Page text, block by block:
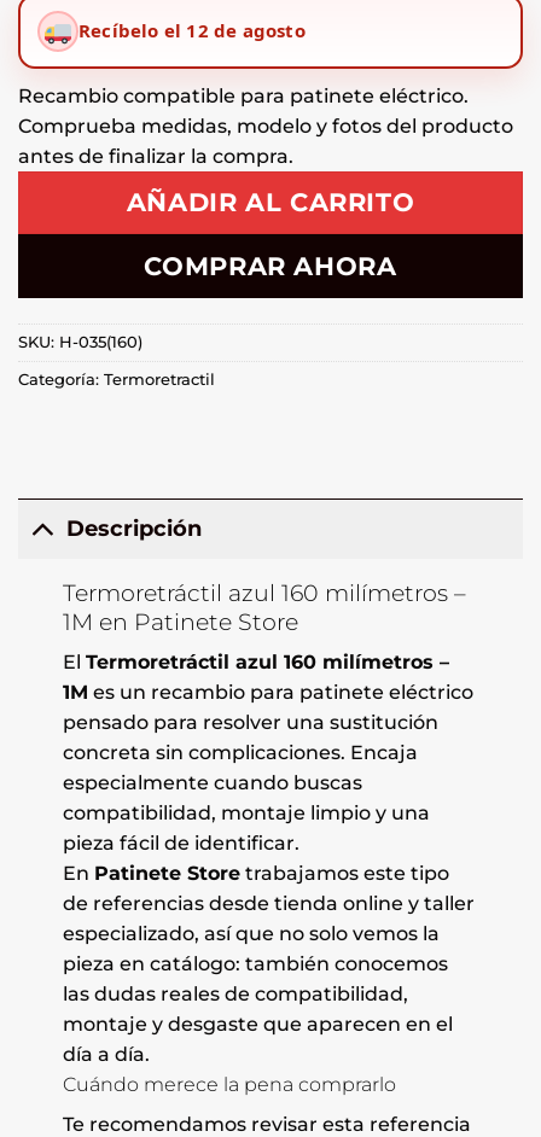
Recíbelo el 12 de agosto
Recambio compatible para patinete eléctrico.
Comprueba medidas, modelo y fotos del producto
antes de finalizar la compra.
AÑADIR AL CARRITO
COMPRAR AHORA
SKU: H-035(160)
Categoría: Termoretractil
Descripción
Termoretráctil azul 160 milímetros –
1M en Patinete Store
El Termoretráctil azul 160 milímetros –
1M es un recambio para patinete eléctrico
pensado para resolver una sustitución
concreta sin complicaciones. Encaja
especialmente cuando buscas
compatibilidad, montaje limpio y una
pieza fácil de identificar.
En Patinete Storetrabajamos este tipo
de referencias desde tienda online y taller
especializado, así que no solo vemos la
pieza en catálogo: también conocemos
las dudas reales de compatibilidad,
montaje y desgaste que aparecen en el
día a día.
Cuándo merece la pena comprarlo
Te recomendamos revisar esta referencia